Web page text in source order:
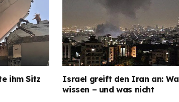
ihm Sitz
Israel greift den Iran an:
wissen – und was nicht